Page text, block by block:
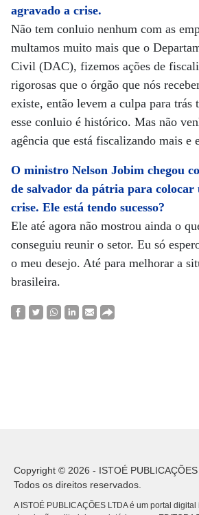
agravado a crise.
Não tem conluio nenhum com as
multamos muito mais que o
Civil (DAC), fizemos ações de
rigorosas que o órgão que nós
existe, então levem a culpa para trás
esse conluio é histórico. Mas não
agência que está fiscalizando mais e
O ministro Nelson Jobim chegou
de salvador da pátria para
crise. Ele está tendo sucesso?
Ele até agora não mostrou ainda o
conseguiu reunir o setor. Eu só
o meu desejo. Até para melhorar a
brasileira.
Copyright © 2026 - ISTOÉ
Todos os direitos reservados.
A ISTOÉ PUBLICAÇÕES LTDA é um portal